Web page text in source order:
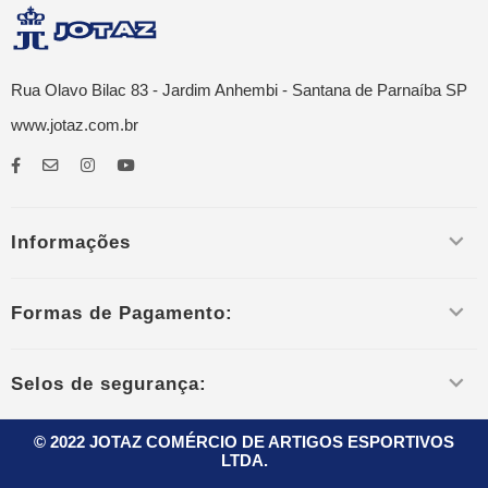
Rua Olavo Bilac 83 - Jardim Anhembi - Santana de Parnaíba SP
www.jotaz.com.br
Informações
Formas de Pagamento:
Selos de segurança:
© 2022 JOTAZ COMÉRCIO DE ARTIGOS ESPORTIVOS
LTDA.